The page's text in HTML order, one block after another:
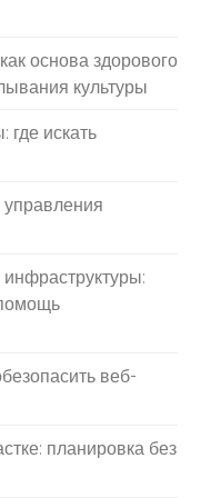
основа здорового
культуры
искать
инфраструктуры:
веб-
планировка без